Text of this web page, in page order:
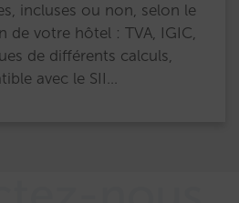
incluses ou non, selon le
de votre hôtel : TVA, IGIC,
de différents calculs,
avec le SII…